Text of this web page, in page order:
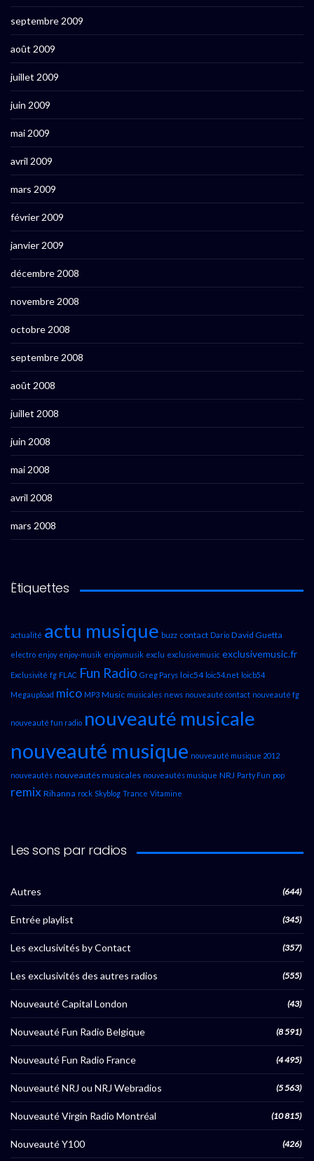
septembre 2009
août 2009
juillet 2009
juin 2009
mai 2009
avril 2009
mars 2009
février 2009
janvier 2009
décembre 2008
novembre 2008
octobre 2008
septembre 2008
août 2008
juillet 2008
juin 2008
mai 2008
avril 2008
mars 2008
Étiquettes
actualité actu musique buzz contact Dario David Guetta
electro enjoy enjoy-musik enjoymusik exclu exclusivemusic exclusivemusic.fr
Exclusivité fg FLAC Fun Radio Greg Parys loic54 loic54.net loicb54
Megaupload mico MP3 Music musicales news nouveauté contact nouveauté fg
nouveauté fun radio nouveauté musicale
nouveauté musique nouveauté musique 2012
nouveautés nouveautés musicales nouveautés musique NRJ Party Fun pop
remix Rihanna rock Skyblog Trance Vitamine
Les sons par radios
Autres (644)
Entrée playlist (345)
Les exclusivités by Contact (357)
Les exclusivités des autres radios (555)
Nouveauté Capital London (43)
Nouveauté Fun Radio Belgique (8 591)
Nouveauté Fun Radio France (4 495)
Nouveauté NRJ ou NRJ Webradios (5 563)
Nouveauté Virgin Radio Montréal (10 815)
Nouveauté Y100 (426)